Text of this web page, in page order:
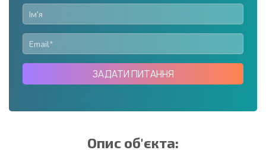
+1
ЗАДАТИ ПИТАННЯ
Опис об'єкта: